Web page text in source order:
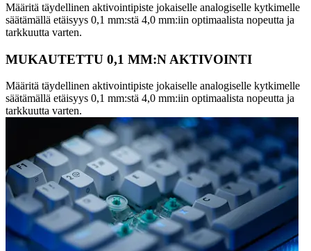
Määritä täydellinen aktivointipiste jokaiselle analogiselle kytkimelle
säätämällä etäisyys 0,1 mm:stä 4,0 mm:iin optimaalista nopeutta ja
tarkkuutta varten.
MUKAUTETTU 0,1 MM:N AKTIVOINTI
Määritä täydellinen aktivointipiste jokaiselle analogiselle kytkimelle
säätämällä etäisyys 0,1 mm:stä 4,0 mm:iin optimaalista nopeutta ja
tarkkuutta varten.